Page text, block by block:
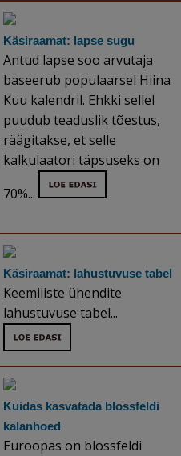
Käsiraamat: lapse sugu
Antud lapse soo arvutaja
baseerub populaarsel Hiina
Kuu kalendril. Ehkki sellel
puudub teaduslik tõestus,
räägitakse, et selle
kalkulaatori täpsuseks on
70%...
Käsiraamat: lahustuvuse tabel
Keemiliste ühendite
lahustuvuse tabel...
Kuidas kasvatada blossfeldi
kalanhoed
Euroopas on blossfeldi